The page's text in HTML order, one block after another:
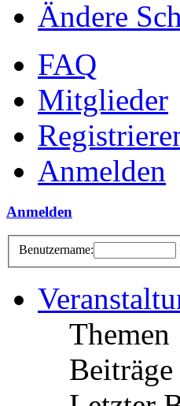
Ändere
FAQ
Mitglieder
Anmelden
Anmelden
Benutzername:
Themen
Beiträge